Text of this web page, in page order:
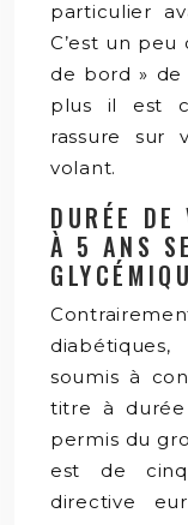
particulier
C’est un
de bord »
plus il est
rassure sur
volant.
DURÉE
À 5 ANS
soumis à
titre à
permis du
est de
directive